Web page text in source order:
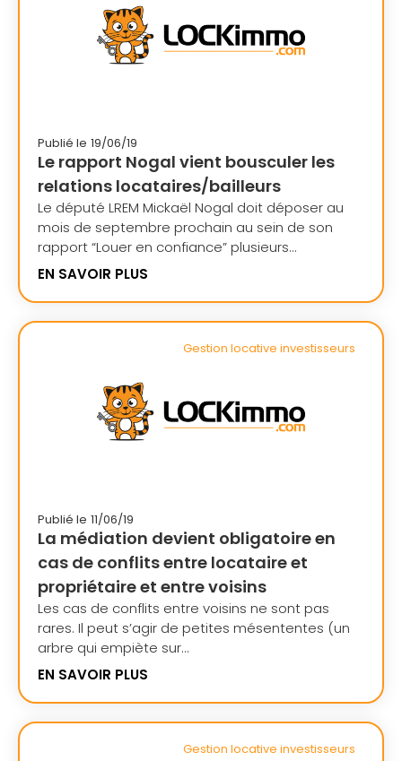
Publié le 19/06/19
Le rapport Nogal vient bousculer les
relations locataires/bailleurs
Le député LREM Mickaël Nogal doit déposer au
mois de septembre prochain au sein de son
rapport “Louer en confiance” plusieurs...
EN SAVOIR PLUS
Gestion locative investisseurs
Publié le 11/06/19
La médiation devient obligatoire en
cas de conflits entre locataire et
propriétaire et entre voisins
Les cas de conflits entre voisins ne sont pas
rares. Il peut s’agir de petites mésententes (un
arbre qui empiète sur...
EN SAVOIR PLUS
Gestion locative investisseurs